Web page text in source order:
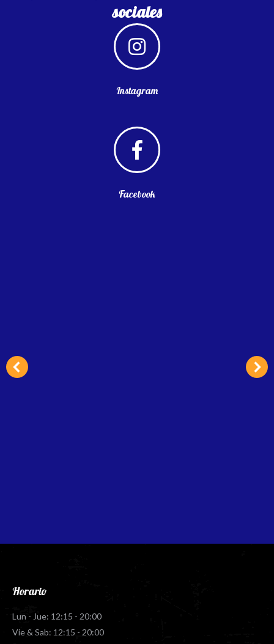
Comparte tu experiencia en nuestras redes
sociales
Horario
Lun - Jue: 12:15 - 20:00